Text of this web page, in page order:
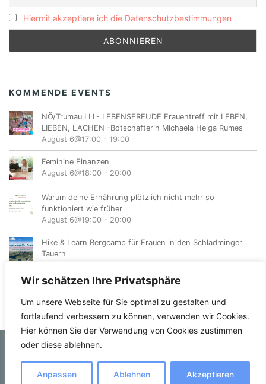
Wir schätzen Ihre Privatsphäre
Um unsere Webseite für Sie optimal zu gestalten und
fortlaufend verbessern zu können, verwenden wir Cookies.
Hier können Sie der Verwendung von Cookies zustimmen
oder diese ablehnen.
Anpassen Ablehnen Akzeptieren
Hiermit akzeptiere ich die Datenschutzbestimmungen
KOMMENDE EVENTS
NÖ/Trumau LLL- LEBENSFREUDE Frauentreff mit LEBEN,
LIEBEN, LACHEN -Botschafterin Michaela Helga Rumes
August 6@17:00 - 19:00
Feminine Finanzen
August 6@18:00 - 20:00
Warum deine Ernährung plötzlich nicht mehr so
funktioniert wie früher
August 6@19:00 - 20:00
Hike & Learn Bergcamp für Frauen in den Schladminger
Tauern
Kontakt Datenschutzerklärung Impressum